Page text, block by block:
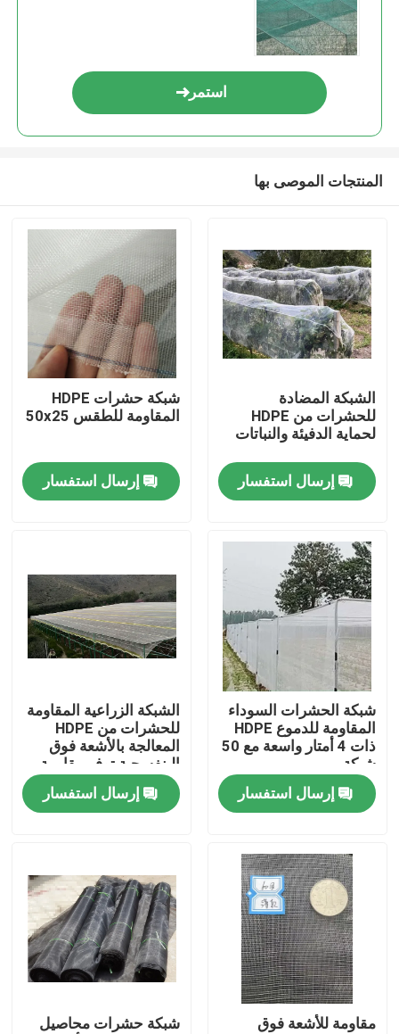
المنتجات
حول بنا
ضبط الجودة
اتصل بنا
طلب اقتباس
Russian website
الستار المغناطيسي للباب
شاشة النافذة
شبكة ظلال PE
استمر
المنتجات الموصى بها
الشبكة المضادة
للحشرات من HDPE
لحماية الدفيئة والنباتات
إرسال استفسار
شبكة حشرات HDPE
المقاومة للطقس 50x25
إرسال استفسار
شبكة الحشرات السوداء
المقاومة للدموع HDPE
ذات 4 أمتار واسعة مع 50
شبكة
إرسال استفسار
الشبكة الزراعية المقاومة
للحشرات من HDPE
المعالجة بالأشعة فوق
البنفسجية توفر مقاومة
للدموع
إرسال استفسار
مقاومة للأشعة فوق
شبكة حشرات محاصيل